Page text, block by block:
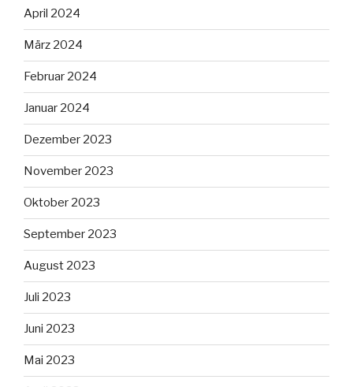
April 2024
März 2024
Februar 2024
Januar 2024
Dezember 2023
November 2023
Oktober 2023
September 2023
August 2023
Juli 2023
Juni 2023
Mai 2023